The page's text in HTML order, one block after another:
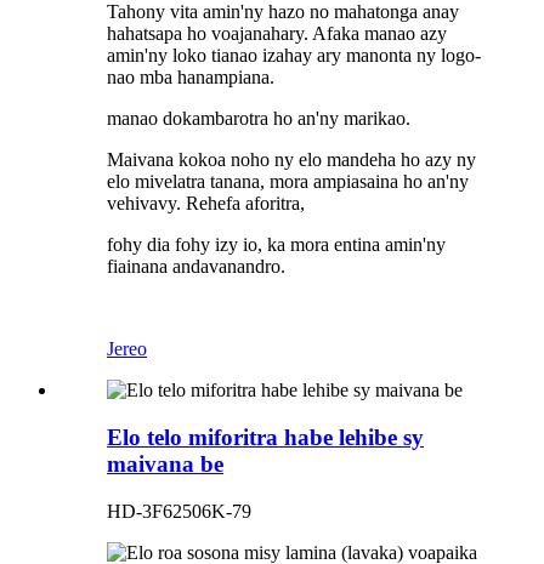
Tahony vita amin'ny hazo no mahatonga anay
hahatsapa ho voajanahary. Afaka manao azy
amin'ny loko tianao izahay ary manonta ny logo-
nao mba hanampiana.
manao dokambarotra ho an'ny marikao.
Maivana kokoa noho ny elo mandeha ho azy ny
elo mivelatra tanana, mora ampiasaina ho an'ny
vehivavy. Rehefa aforitra,
fohy dia fohy izy io, ka mora entina amin'ny
fiainana andavanandro.
Jereo
Elo telo miforitra habe lehibe sy
maivana be
HD-3F62506K-79